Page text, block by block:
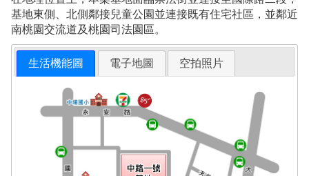
基地東側、北側鄰接兒童公園並連接既有住宅社區，並鄰近
南桃園交流道及桃園司法園區。
生活機能圖 電子地圖 空拍照片